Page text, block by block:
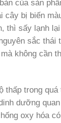
của sản
cây bị biến
thì sấy lạnh
sắc thái
không cần
thấp trong
dưỡng
oxy hóa